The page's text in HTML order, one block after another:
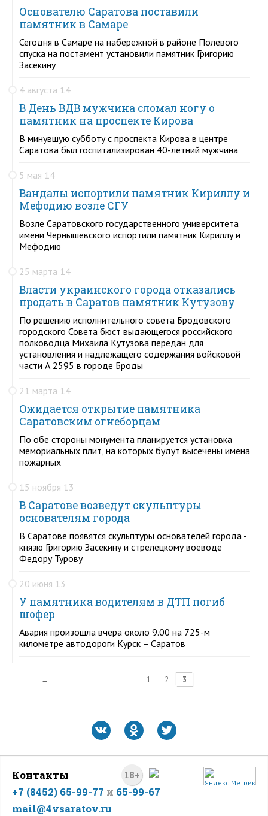
Основателю Саратова поставили
памятник в Самаре
Сегодня в Самаре на набережной в районе Полевого
спуска на постамент установили памятник Григорию
Засекину
4 августа 14
В День ВДВ мужчина сломал ногу о
памятник на проспекте Кирова
В минувшую субботу с проспекта Кирова в центре
Саратова был госпитализирован 40-летний мужчина
5 мая 14
Вандалы испортили памятник Кириллу и
Мефодию возле СГУ
Возле Саратовского государственного университета
имени Чернышевского испортили памятник Кириллу и
Мефодию
25 марта 14
Власти украинского города отказались
продать в Саратов памятник Кутузову
По решению исполнительного совета Бродовского
городского Совета бюст выдающегося российского
полководца Михаила Кутузова передан для
установления и надлежащего содержания войсковой
части А 2595 в городе Броды
21 марта 14
Ожидается открытие памятника
Саратовским огнеборцам
По обе стороны монумента планируется установка
мемориальных плит, на которых будут высечены имена
пожарных
15 ноября 13
В Саратове возведут скульптуры
основателям города
В Саратове появятся скульптуры основателей города -
князю Григорию Засекину и стрелецкому воеводе
Федору Турову
20 июня 13
У памятника водителям в ДТП погиб
шофер
Авария произошла вчера около 9.00 на 725-м
километре автодороги Курск – Саратов
← 1 2 3
18+
Контакты
+7 (8452) 65-99-77 и 65-99-67
mail@4vsaratov.ru